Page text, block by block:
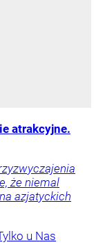
atrakcyjne.
że niemal
azjatyckich
u Nas